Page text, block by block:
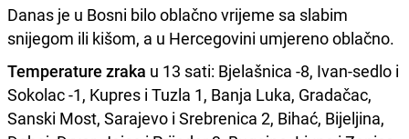
Danas je u Bosni bilo oblačno vrijeme sa slabim
snijegom ili kišom, a u Hercegovini umjereno oblačno.
Temperature zraka u 13 sati: Bjelašnica -8, Ivan-sedlo i
Sokolac -1, Kupres i Tuzla 1, Banja Luka, Gradačac,
Sanski Most, Sarajevo i Srebrenica 2, Bihać, Bijeljina,